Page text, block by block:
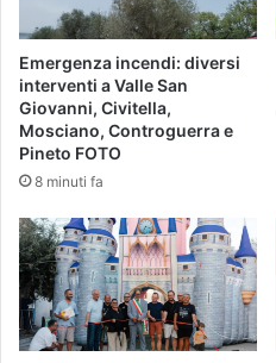
Emergenza incendi: diversi
interventi a Valle San
Giovanni, Civitella,
Mosciano, Controguerra e
Pineto FOTO
8 minuti fa